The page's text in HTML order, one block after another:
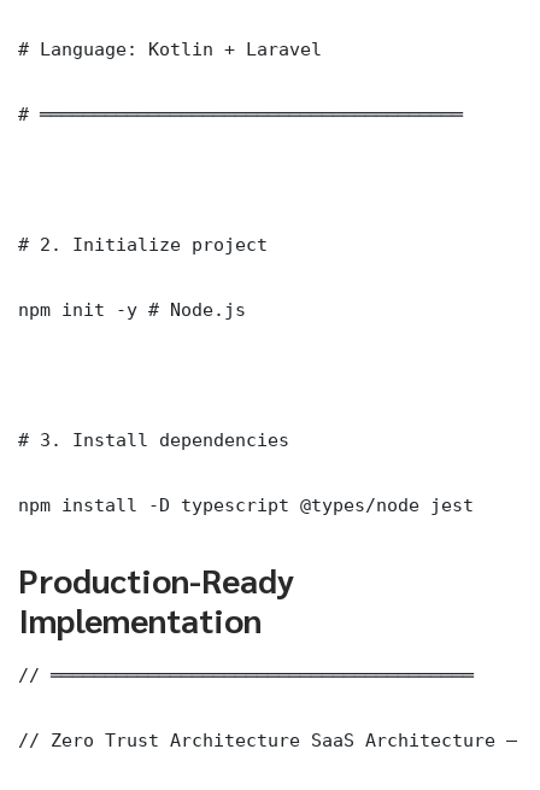
# Language: Kotlin + Laravel
# ═══════════════════════════════════════
# 2. Initialize project
npm init -y # Node.js
# 3. Install dependencies
npm install -D typescript @types/node jest
Production-Ready
Implementation
// ═══════════════════════════════════════
// Zero Trust Architecture SaaS Architecture —